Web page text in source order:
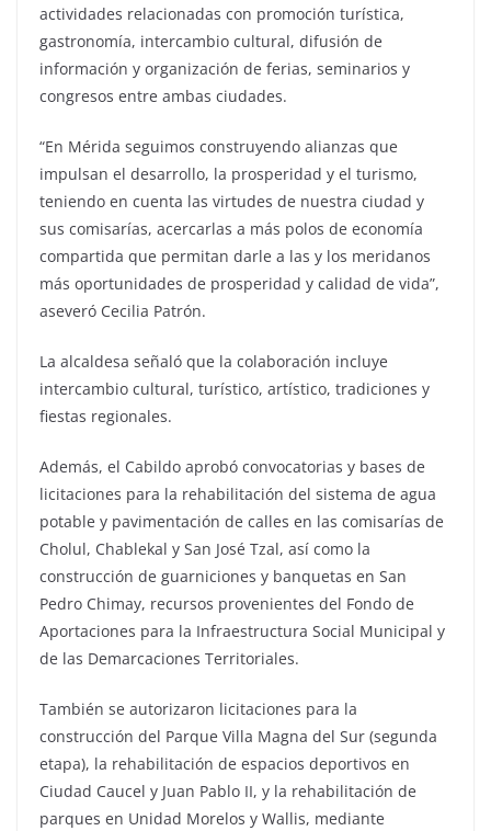
actividades relacionadas con promoción turística,
gastronomía, intercambio cultural, difusión de
información y organización de ferias, seminarios y
congresos entre ambas ciudades.
“En Mérida seguimos construyendo alianzas que
impulsan el desarrollo, la prosperidad y el turismo,
teniendo en cuenta las virtudes de nuestra ciudad y
sus comisarías, acercarlas a más polos de economía
compartida que permitan darle a las y los meridanos
más oportunidades de prosperidad y calidad de vida”,
aseveró Cecilia Patrón.
La alcaldesa señaló que la colaboración incluye
intercambio cultural, turístico, artístico, tradiciones y
fiestas regionales.
Además, el Cabildo aprobó convocatorias y bases de
licitaciones para la rehabilitación del sistema de agua
potable y pavimentación de calles en las comisarías de
Cholul, Chablekal y San José Tzal, así como la
construcción de guarniciones y banquetas en San
Pedro Chimay, recursos provenientes del Fondo de
Aportaciones para la Infraestructura Social Municipal y
de las Demarcaciones Territoriales.
También se autorizaron licitaciones para la
construcción del Parque Villa Magna del Sur (segunda
etapa), la rehabilitación de espacios deportivos en
Ciudad Caucel y Juan Pablo II, y la rehabilitación de
parques en Unidad Morelos y Wallis, mediante